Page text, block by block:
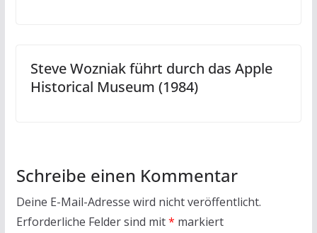
Steve Wozniak führt durch das Apple
Historical Museum (1984)
Schreibe einen Kommentar
Deine E-Mail-Adresse wird nicht veröffentlicht.
Erforderliche Felder sind mit* markiert